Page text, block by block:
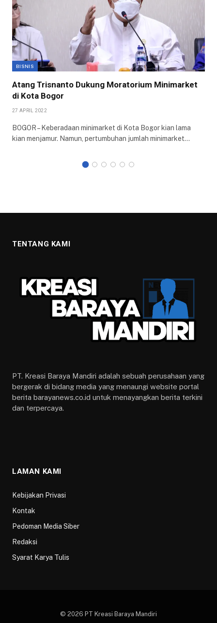
BISNIS
Atang Trisnanto Dukung Moratorium Minimarket
di Kota Bogor
27 APRIL 2022
BOGOR – Keberadaan minimarket di Kota Bogor kian lama
kian menjamur. Namun, pertumbuhan jumlah minimarket…
TENTANG KAMI
PT. Kreasi Baraya Mandiri adalah sebuah perusahaan yang
bergerak di bidang media yang menaungi website portal
berita barayanews.co.id untuk menayangkan berita terkini
dan terpercaya.
LAMAN KAMI
Kebijakan Privasi
Kontak
Pedoman Media Siber
Redaksi
Syarat Karya Tulis
© 2026 PT Kreasi Baraya Mandiri